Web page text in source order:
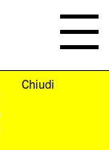
Chiudi